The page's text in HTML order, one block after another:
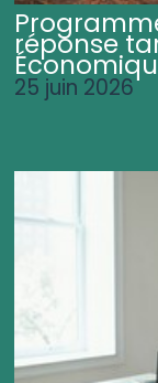
réponse
25 juin 2026